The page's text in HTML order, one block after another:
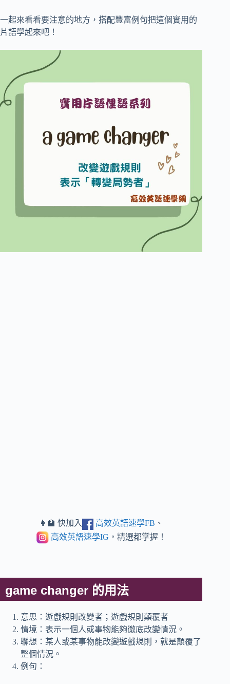
一起來看看要注意的地方，搭配豐富例句把這個實用的
片語學起來吧！
👩‍🏫 快加入 高效英語速學FB 、
高效英語速學IG ，精選都掌握！
game changer 的用法
意思：遊戲規則改變者；遊戲規則顛覆者
情境：表示一個人或事物能夠徹底改變情況。
聯想：某人或某事物能改變遊戲規則，就是顛覆了
整個情況。
例句：